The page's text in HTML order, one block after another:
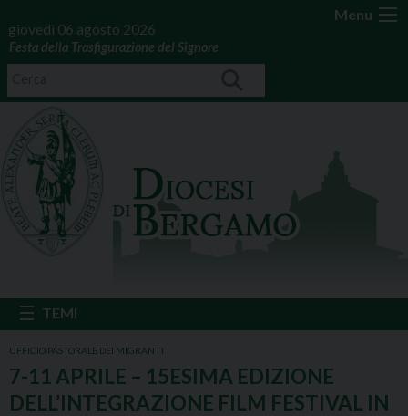
Menu
giovedì 06 agosto 2026
Festa della Trasfigurazione del Signore
UFFICIO PASTORALE DEI MIGRANTI
7-11 APRILE – 15ESIMA EDIZIONE
DELL’INTEGRAZIONE FILM FESTIVAL IN